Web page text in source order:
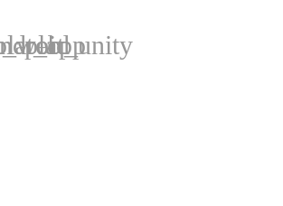
plat_unity